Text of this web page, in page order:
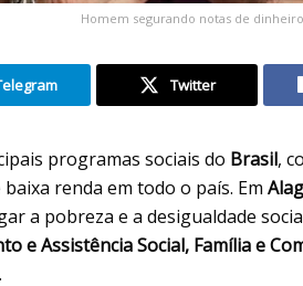
Homem segurando notas de
Twitter
programas sociais do Brasil,
renda em todo o país. Em
a pobreza e a desigualdade
e Assistência Social, Família e